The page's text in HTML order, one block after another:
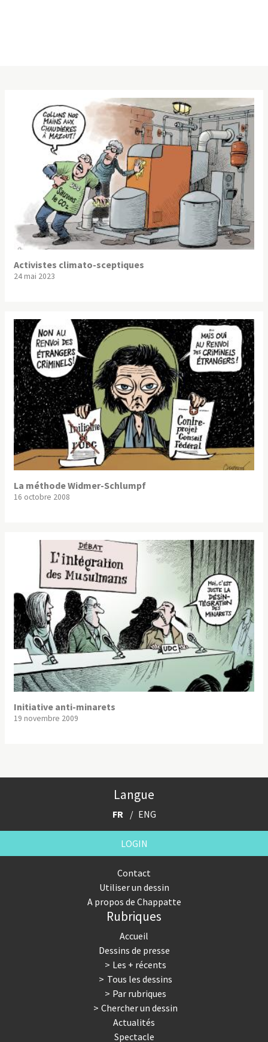
Activistes climato-sceptiques
24 mai 2023
La méthode Widmer-Schlumpf
16 octobre 2008
Initiative anti-minarets
19 novembre 2009
Langue
FR ENG
LOGIN
Contact
Utiliser un dessin
A propos de Chappatte
Rubriques
Accueil
Dessins de presse
Les + récents
Tous les dessins
Par rubriques
Chercher un dessin
Actualités
Spectacle